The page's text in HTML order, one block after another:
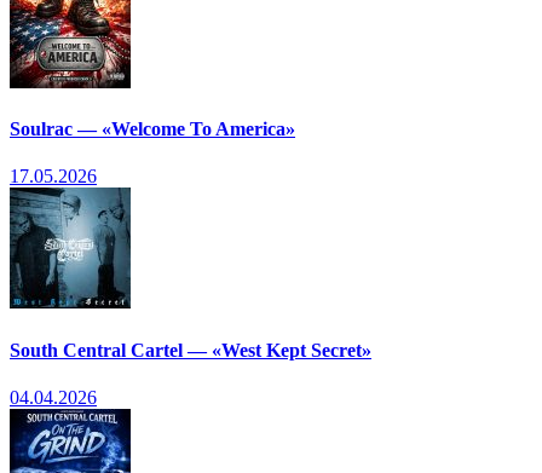
Soulrac — «Welcome To America»
17.05.2026
South Central Cartel — «West Kept Secret»
04.04.2026